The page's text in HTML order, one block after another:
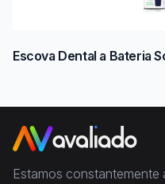
Escova Dental a Bateria
Estamos